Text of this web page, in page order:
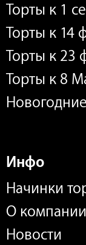
Торты к 1
Торты к 14
Торты к 23
Торты к 8
Инфо
Начинки
О компании
Новости